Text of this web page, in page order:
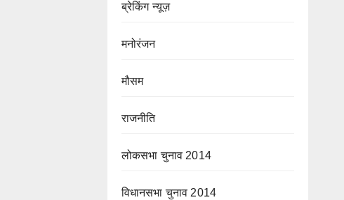
ब्रेकिंग न्यूज़
मनोरंजन
मौसम
राजनीति
लोकसभा चुनाव 2014
विधानसभा चुनाव 2014